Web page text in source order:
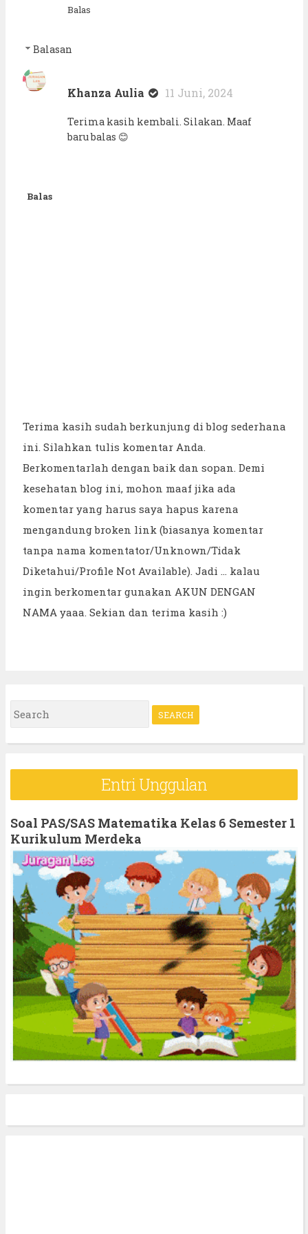
Balas
Balasan
Khanza Aulia 11 Juni, 2024
Terima kasih kembali. Silakan. Maaf
baru balas 😊
Balas
Terima kasih sudah berkunjung di blog sederhana
ini. Silahkan tulis komentar Anda.
Berkomentarlah dengan baik dan sopan. Demi
kesehatan blog ini, mohon maaf jika ada
komentar yang harus saya hapus karena
mengandung broken link (biasanya komentar
tanpa nama komentator/Unknown/Tidak
Diketahui/Profile Not Available). Jadi ... kalau
ingin berkomentar gunakan AKUN DENGAN
NAMA yaaa. Sekian dan terima kasih :)
S
e
r
f
o
r
Entri Unggulan
Soal PAS/SAS Matematika Kelas 6 Semester 1
Kurikulum Merdeka